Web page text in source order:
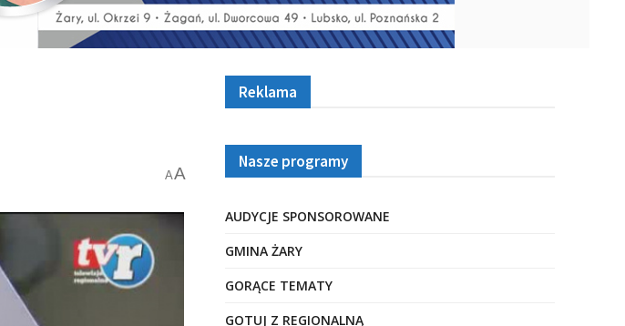
AA
Reklama
Nasze programy
AUDYCJE SPONSOROWANE
GMINA ŻARY
GORĄCE TEMATY
GOTUJ Z REGIONALNĄ